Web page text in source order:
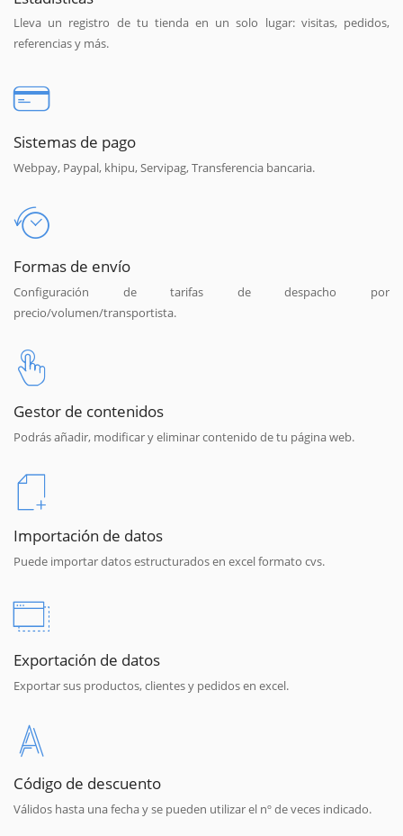
Lleva un registro de tu tienda en un solo lugar: visitas, pedidos,
referencias y más.
Sistemas de pago
Webpay, Paypal, khipu, Servipag, Transferencia bancaria.
Formas de envío
Configuración de tarifas de despacho por
precio/volumen/transportista.
Gestor de contenidos
Podrás añadir, modificar y eliminar contenido de tu página web.
Importación de datos
Puede importar datos estructurados en excel formato cvs.
Exportación de datos
Exportar sus productos, clientes y pedidos en excel.
Código de descuento
Válidos hasta una fecha y se pueden utilizar el nº de veces indicado.